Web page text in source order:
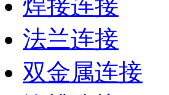
焊接连接
法兰连接
双金属连接